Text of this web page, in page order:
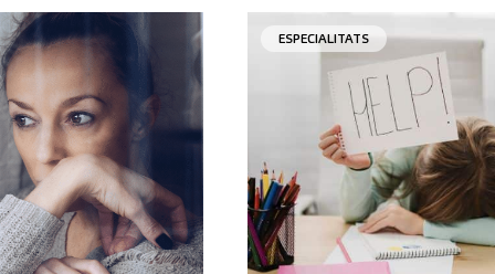
ESPECIALITATS